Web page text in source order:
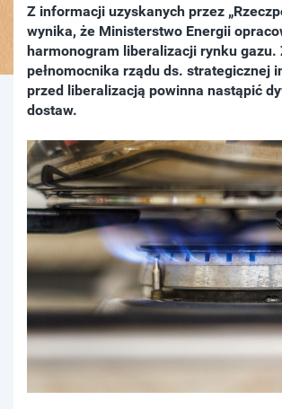
Z informacji uzyskanych przez
wynika, że Ministerstwo Energii
harmonogram liberalizacji rynku gazu.
pełnomocnika rządu ds. strategicznej
przed liberalizacją powinna nastąpić
dostaw.